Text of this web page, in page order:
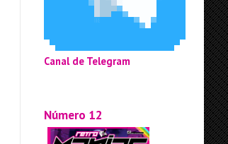
Canal de Telegram
Número 12